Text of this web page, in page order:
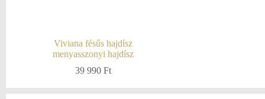
Viviana fésűs hajdísz
menyasszonyi hajdísz
39 990 Ft